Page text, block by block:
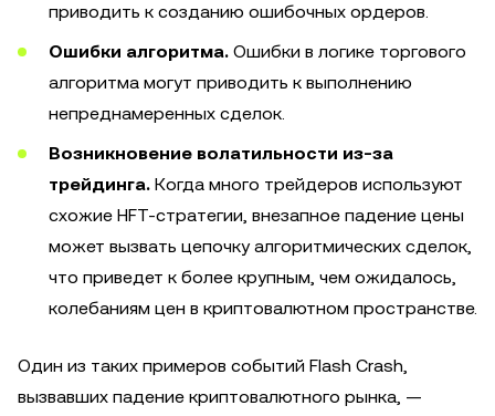
приводить к созданию ошибочных ордеров.
Ошибки алгоритма. Ошибки в логике торгового
алгоритма могут приводить к выполнению
непреднамеренных сделок.
Возникновение волатильности из-за
трейдинга. Когда много трейдеров используют
схожие HFT-стратегии, внезапное падение цены
может вызвать цепочку алгоритмических сделок,
что приведет к более крупным, чем ожидалось,
колебаниям цен в криптовалютном пространстве.
Один из таких примеров событий Flash Crash,
вызвавших падение криптовалютного рынка, —